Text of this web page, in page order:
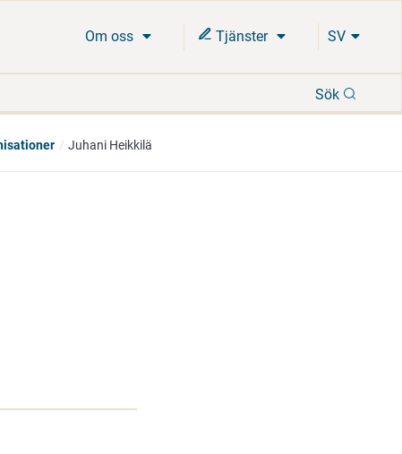
Om oss Tjänster SV
Sök
Juhani Heikkilä